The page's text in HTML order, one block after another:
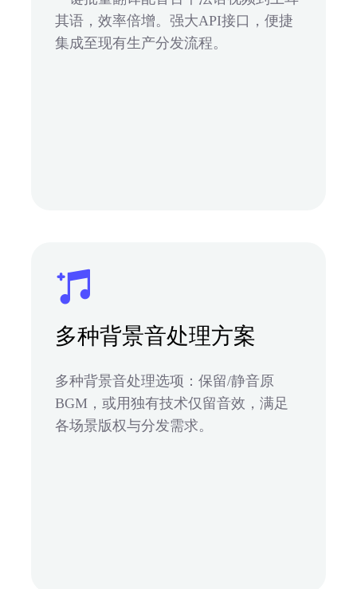
其语，效率倍增。强大API接口，便捷
集成至现有生产分发流程。
多种背景音处理方案
多种背景音处理选项：保留/静音原
BGM，或用独有技术仅留音效，满足
各场景版权与分发需求。